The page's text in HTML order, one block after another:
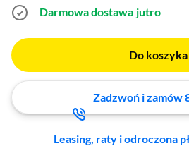
Darmowa dostawa jutro
Do koszyka
Zadzwoń i zamów
Leasing, raty i odroczona